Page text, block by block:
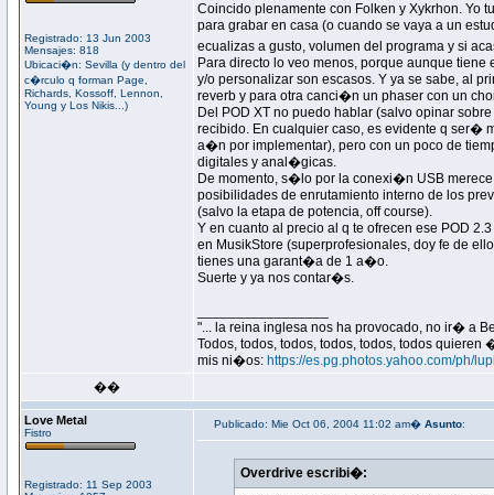
Registrado: 13 Jun 2003
Mensajes: 818
Ubicaci�n: Sevilla (y dentro del
c�rculo q forman Page,
Richards, Kossoff, Lennon,
Young y Los Nikis...)
Coincido plenamente con Folken y Xykrhon. Yo
para grabar en casa (o cuando se vaya a un
ecualizas a gusto, volumen del programa y si
Para directo lo veo menos, porque aunque
y/o personalizar son escasos. Y ya se sabe, al
reverb y para otra canci�n un phaser con un
Del POD XT no puedo hablar (salvo opinar
recibido. En cualquier caso, es evidente q ser�
a�n por implementar), pero con un poco de
digitales y anal�gicas.
De momento, s�lo por la conexi�n USB
posibilidades de enrutamiento interno de los
(salvo la etapa de potencia, off course).
Y en cuanto al precio al q te ofrecen ese POD
en MusikStore (superprofesionales, doy fe de
tienes una garant�a de 1 a�o.
Suerte y ya nos contar�s.
"... la reina inglesa nos ha provocado, no ir� a
Todos, todos, todos, todos, todos, todos quieren
mis ni�os: https://es.pg.photos.yahoo.com/ph/
��
Love Metal
Fistro
Registrado: 11 Sep 2003
Publicado: Mie Oct 06, 2004 11:02 am� Asunto:
Overdrive escribi�: